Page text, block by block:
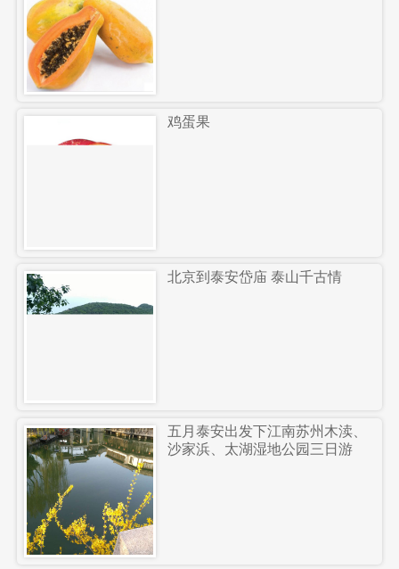
鸡蛋果
北京到泰安岱庙 泰山千古情
五月泰安出发下江南苏州木渎、
沙家浜、太湖湿地公园三日游